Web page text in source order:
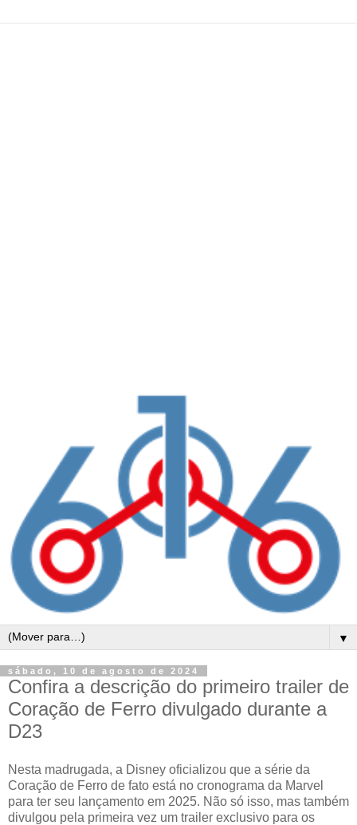
▼
sábado, 10 de agosto de 2024
Confira a descrição do primeiro trailer de
Coração de Ferro divulgado durante a
D23
Nesta madrugada, a Disney oficializou que a série da
Coração de Ferro de fato está no cronograma da Marvel
para ter seu lançamento em 2025. Não só isso, mas também
divulgou pela primeira vez um trailer exclusivo para os